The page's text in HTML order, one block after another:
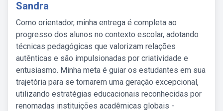
Sandra
Como orientador, minha entrega é completa ao
progresso dos alunos no contexto escolar, adotando
técnicas pedagógicas que valorizam relações
autênticas e são impulsionadas por criatividade e
entusiasmo. Minha meta é guiar os estudantes em sua
trajetória para se tornarem uma geração excepcional,
utilizando estratégias educacionais reconhecidas por
renomadas instituições acadêmicas globais -